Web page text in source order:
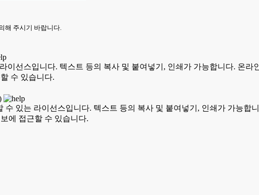
해 주시기 바랍니다.
이선스입니다. 텍스트 등의 복사 및 붙여넣기, 인쇄가 가능합니다. 온
수 있습니다.
수 있는 라이선스입니다. 텍스트 등의 복사 및 붙여넣기, 인쇄가 가능합
에 접근할 수 있습니다.